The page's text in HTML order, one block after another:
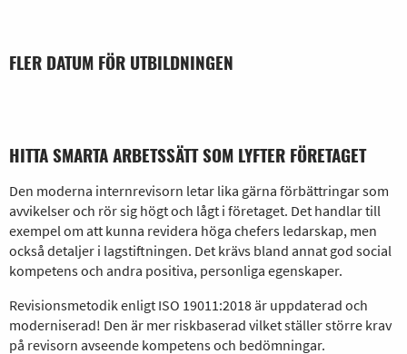
FLER DATUM FÖR UTBILDNINGEN
HITTA SMARTA ARBETSSÄTT SOM LYFTER FÖRETAGET
Den moderna internrevisorn letar lika gärna förbättringar som
avvikelser och rör sig högt och lågt i företaget. Det handlar till
exempel om att kunna revidera höga chefers ledarskap, men
också detaljer i lagstiftningen. Det krävs bland annat god social
kompetens och andra positiva, personliga egenskaper.
Revisionsmetodik enligt ISO 19011:2018 är uppdaterad och
moderniserad! Den är mer riskbaserad vilket ställer större krav
på revisorn avseende kompetens och bedömningar.